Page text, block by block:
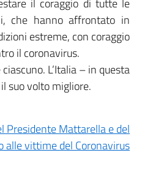
il coraggio di tutte le
che hanno affrontato in
estreme, con coraggio
il coronavirus.
L’Italia – in questa
suo volto migliore.
Presidente Mattarella e del
alle vittime del Coronavirus